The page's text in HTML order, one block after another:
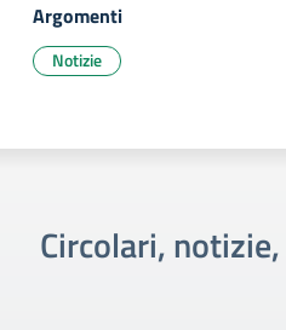
Argomenti
Notizie
Circolari,